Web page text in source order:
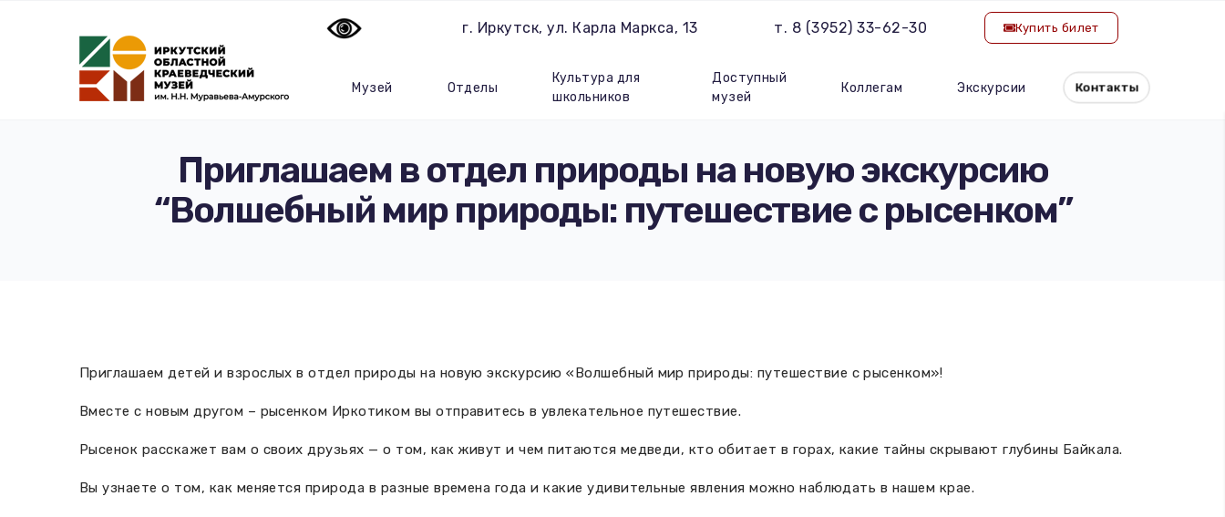
г. Иркутск, ул. Карла Маркса, 13 т. 8 (3952) 33-62-30 Купить билет
Музей Отделы
Культура для
школьников
Доступный
музей
Коллегам Экскурсии Контакты
Приглашаем в отдел природы на новую экскурсию
“Волшебный мир природы: путешествие с рысенком”
Приглашаем детей и взрослых в отдел природы на новую экскурсию «Волшебный мир природы: путешествие с рысенком»!
Вместе с новым другом – рысенком Иркотиком вы отправитесь в увлекательное путешествие.
Рысенок расскажет вам о своих друзьях — о том, как живут и чем питаются медведи, кто обитает в горах, какие тайны скрывают глубины Байкала.
Вы узнаете о том, как меняется природа в разные времена года и какие удивительные явления можно наблюдать в нашем крае.